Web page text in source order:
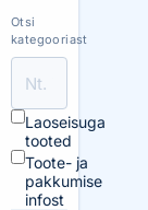
Otsi
kategooriast
Laoseisuga
tooted
Toote- ja
pakkumise
infost